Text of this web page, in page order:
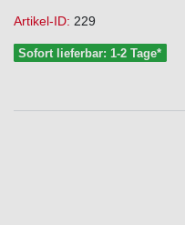
Artikel-ID: 229
Sofort lieferbar: 1-2 Tage*